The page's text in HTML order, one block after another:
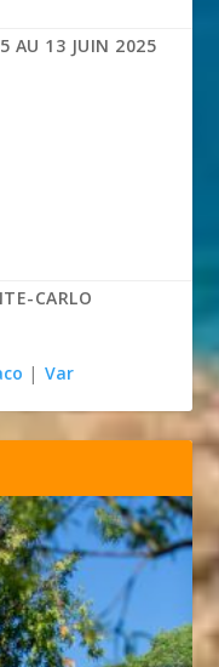
AU 13 JUIN 2025
CARLO
| Var